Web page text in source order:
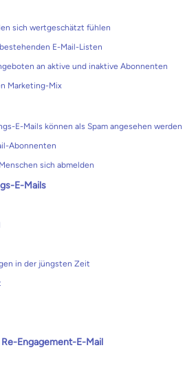
sich wertgeschätzt fühlen
E-Mail-Listen
an aktive und inaktive Abonnenten
Marketing-Mix
E-Mails können als Spam angesehen werden
Abonnenten
sich abmelden
E-Mails
in der jüngsten Zeit
Engagement-E-Mail